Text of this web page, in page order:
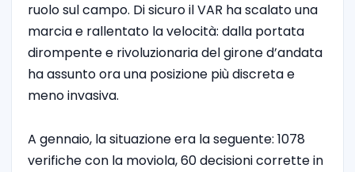
ruolo sul campo. Di sicuro il VAR ha scalato una
marcia e rallentato la velocità: dalla portata
dirompente e rivoluzionaria del girone d’andata
ha assunto ora una posizione più discreta e
meno invasiva.
A gennaio, la situazione era la seguente: 1078
verifiche con la moviola, 60 decisioni corrette in